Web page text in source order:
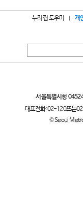
누리집 도우미 개
서울특별시청
대표전화:02-120또는
© Seoul